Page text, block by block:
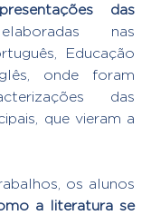
das
nas
Educação
onde foram
das
que vieram a
os alunos
a literatura se